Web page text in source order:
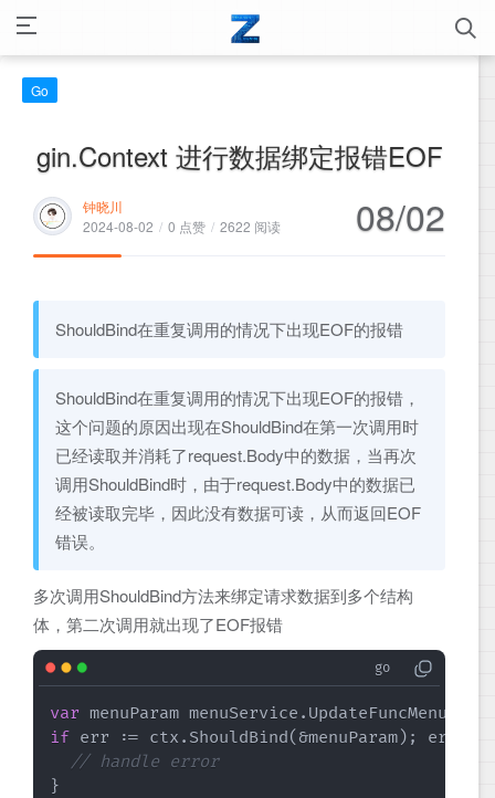
Go
gin.Context 进行数据绑定报错EOF
钟晓川
2024-08-02 / 0 点赞 / 2622 阅读 08/02
ShouldBind在重复调用的情况下出现EOF的报错
ShouldBind在重复调用的情况下出现EOF的报错，
这个问题的原因出现在ShouldBind在第一次调用时
已经读取并消耗了request.Body中的数据，当再次
调用ShouldBind时，由于request.Body中的数据已
经被读取完毕，因此没有数据可读，从而返回EOF
错误。
多次调用ShouldBind方法来绑定请求数据到多个结构
体，第二次调用就出现了EOF报错
var
if err := ctx.ShouldBind(&menuParam); err
// handle error
}